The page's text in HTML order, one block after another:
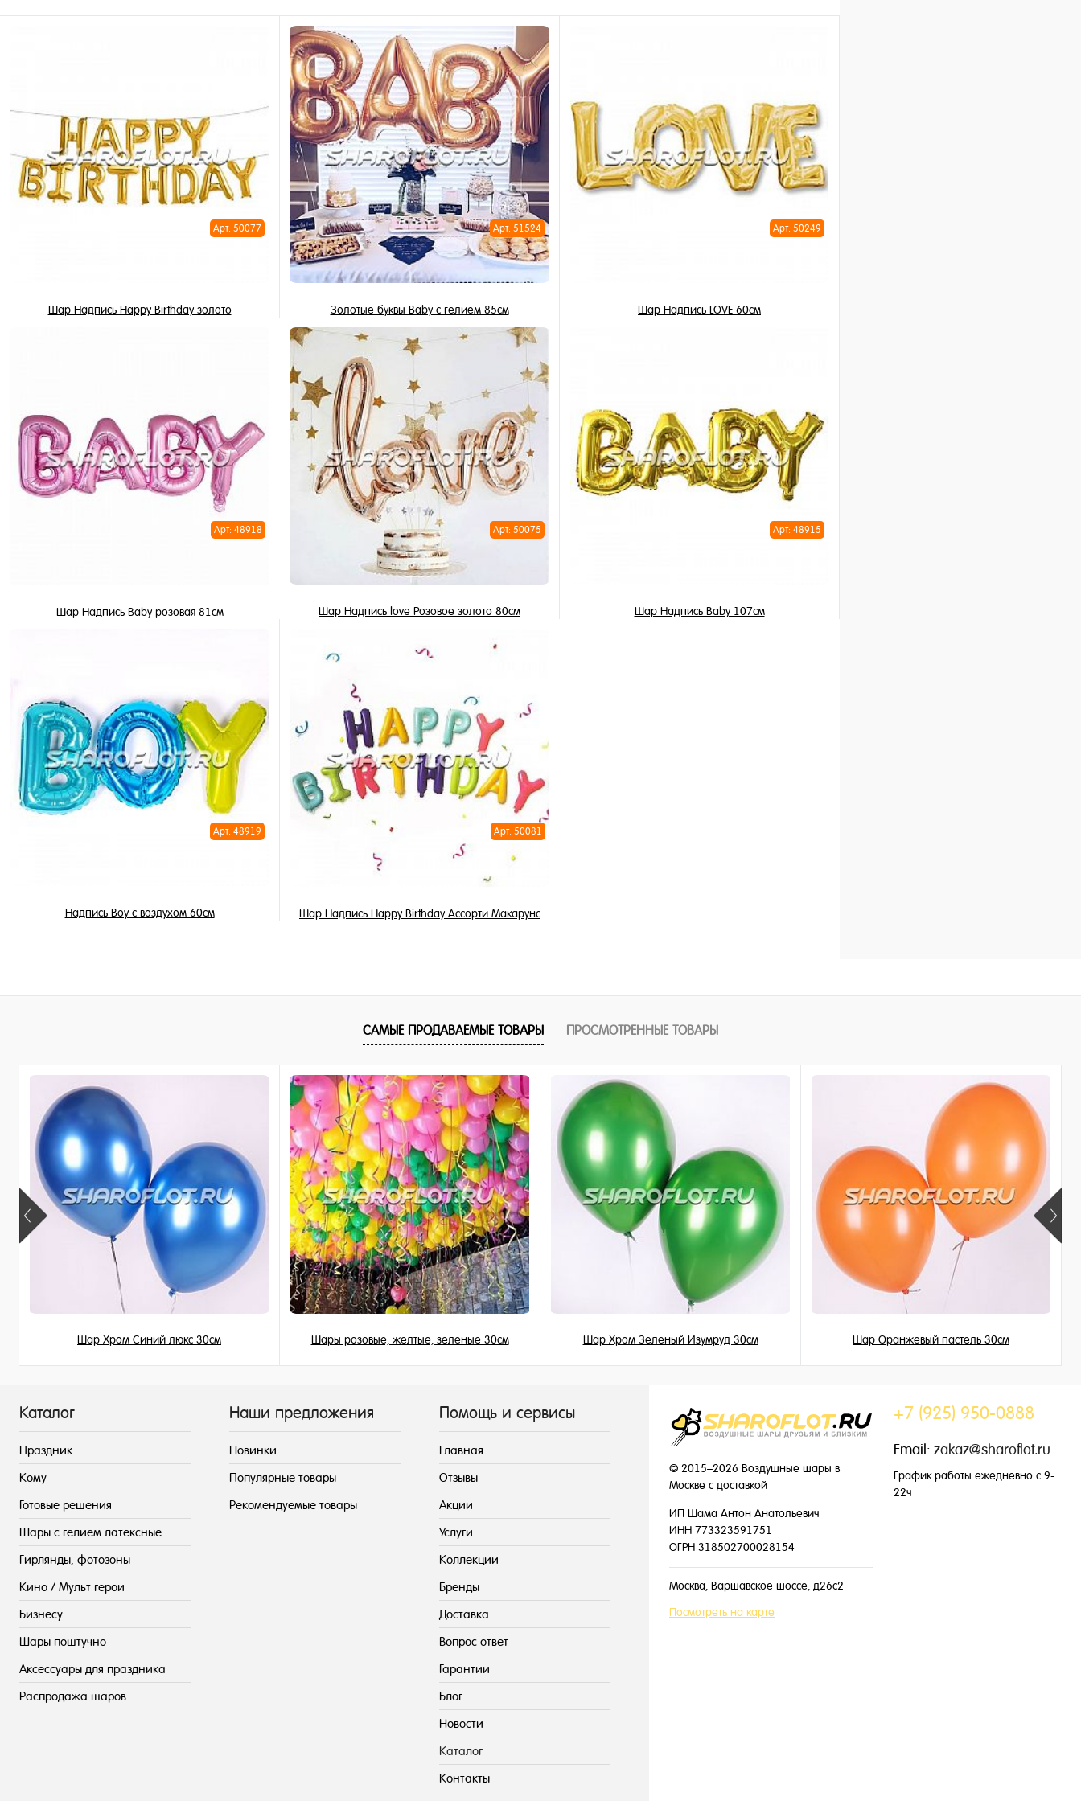
Арт: 50077
Шар Надпись Happy Birthday золото
Купить в 1 клик
В избранное
В наличии
Арт: 51524
Золотые буквы Baby с гелием 85см
6 100 ₽
В корзину
Купить в 1 клик
В избранное
В наличии
Арт: 50249
Шар Надпись LOVE 60см
В корзину
Купить в 1 клик
В избранное
В наличии
Арт: 48918
Шар Надпись Baby розовая 81см
В корзину
Купить в 1 клик
В избранное
В наличии
Арт: 50075
Шар Надпись love Розовое золото 80см
385 ₽/ шт
В корзину
Купить в 1 клик
В избранное
В наличии
Арт: 48915
Шар Надпись Baby 107см
Арт: 48919
Надпись Boy с воздухом 60см
В избранное
В наличии
Арт: 50081
Шар Надпись Happy Birthday Ассорти Макарунс
В избранное
В наличии
САМЫЕ ПРОДАВАЕМЫЕ ТОВАРЫ ПРОСМОТРЕННЫЕ ТОВАРЫ
Шар Хром Синий люкс 30см Шары розовые, желтые, зеленые 30см Шар Хром Зеленый Изумруд 30см Шар Оранжевый пастель 30см
Каталог
Праздник
Кому
Готовые решения
Шары с гелием латексные
Гирлянды, фотозоны
Кино / Мульт герои
Бизнесу
Шары поштучно
Аксессуары для праздника
Распродажа шаров
Наши предложения
Новинки
Популярные товары
Рекомендуемые товары
Помощь и сервисы
Главная
Отзывы
Акции
Услуги
Коллекции
Бренды
Доставка
Вопрос ответ
Гарантии
Блог
Новости
Каталог
Контакты
© 2015–2026 Воздушные шары в
Москве с доставкой
ИП Шама Антон Анатольевич
ИНН 773323591751
ОГРН 318502700028154
Москва, Варшавское шоссе, д26с2
Посмотреть на карте
+7 (925) 950-0888
Email: zakaz@sharoflot.ru
График работы ежедневно с 9-
22ч